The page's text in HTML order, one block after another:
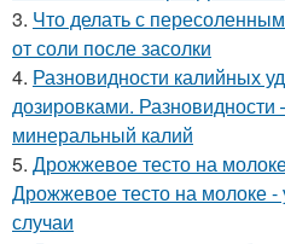
3. Что делать с
от соли после засолки
4. Разновидности калийных
дозировками. Разновидности
минеральный калий
5. Дрожжевое тесто на
Дрожжевое тесто на молоке
случаи